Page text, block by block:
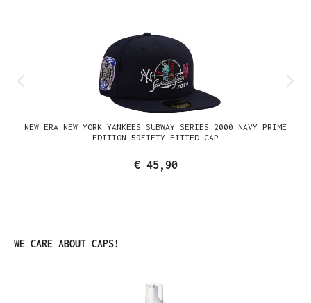
NEW ERA NEW YORK YANKEES SUBWAY SERIES 2000 NAVY PRIME
EDITION 59FIFTY FITTED CAP
€ 45,90
Productgalerij overslaan
WE CARE ABOUT CAPS!